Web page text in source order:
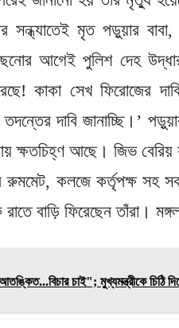
সন্ধ্যাতেই মৃত পড়ুয়ার
আগেই পুলিশ দেহ
কাকা সেখ ফিরোজের
দাবি জানাচ্ছি।’
ক্ষতচিহ্ণ আছে। জিভ বেরিয়
রুমমেট, কলজে কর্তৃপক্ষ
বাড়ি ফিরেছেন তাঁরা।
চাই"; মুখ্যমন্ত্রীকে চিঠি